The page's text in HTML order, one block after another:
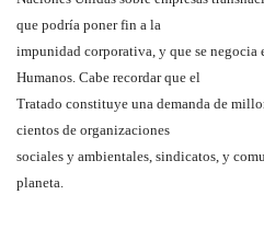
que podría poner fin a la
impunidad corporativa, y que se negocia
Humanos. Cabe recordar que el
Tratado constituye una demanda de
cientos de organizaciones
sociales y ambientales, sindicatos, y
planeta.